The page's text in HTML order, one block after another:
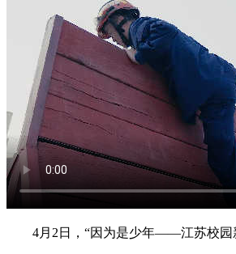
4月2日，“因为是少年——江苏校园新